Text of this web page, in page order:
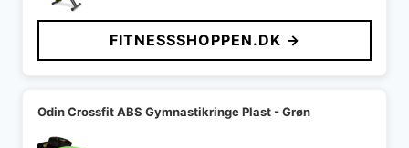
pris
var:
2.499 kr..
pris
er:
1.799 kr..
FITNESSSHOPPEN.DK →
Odin Crossfit ABS Gymnastikringe Plast - Grøn